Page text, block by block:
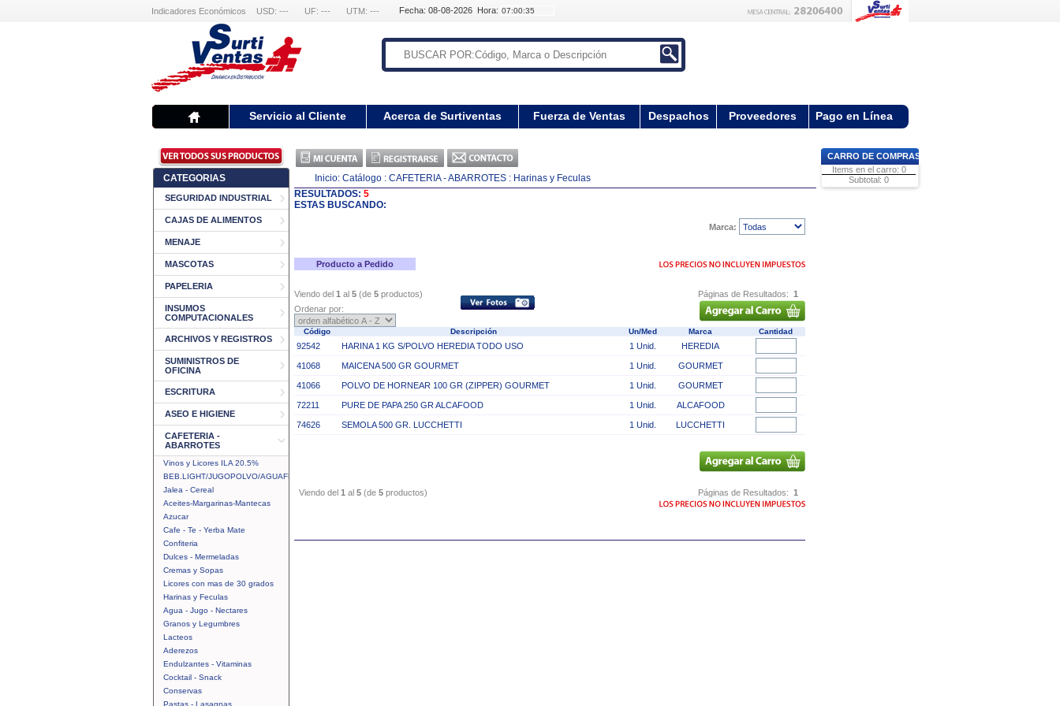
Indicadores Económicos USD: --- UF: --- UTM: --- Fecha: 08-08-2026 Hora:
Servicio al Cliente Acerca de Surtiventas Fuerza de Ventas Despachos Proveedores Pago en Línea
CATEGORIAS
SEGURIDAD INDUSTRIAL
CAJAS DE ALIMENTOS
MENAJE
MASCOTAS
PAPELERIA
INSUMOS
COMPUTACIONALES
ARCHIVOS Y REGISTROS
SUMINISTROS DE
OFICINA
ESCRITURA
ASEO E HIGIENE
CAFETERIA -
ABARROTES
Vinos y Licores ILA 20.5%
BEB.LIGHT/JUGOPOLVO/AGUAFRUTAL
Jalea - Cereal
Aceites-Margarinas-Mantecas
Azucar
Cafe - Te - Yerba Mate
Confiteria
Dulces - Mermeladas
Cremas y Sopas
Licores con mas de 30 grados
Harinas y Feculas
Agua - Jugo - Nectares
Granos y Legumbres
Lacteos
Aderezos
Endulzantes - Vitaminas
Cocktail - Snack
Conservas
Pastas - Lasagnas
Inicio: Catálogo : CAFETERIA - ABARROTES : Harinas y Feculas
RESULTADOS: 5
ESTAS BUSCANDO:
Marca:
Producto a Pedido
Viendo del 1 al 5 (de 5 productos) Páginas de Resultados: 1
Ordenar por:
Código Descripción Un/Med Marca Cantidad
92542 HARINA 1 KG S/POLVO HEREDIA TODO USO 1 Unid. HEREDIA
41068 MAICENA 500 GR GOURMET 1 Unid. GOURMET
41066 POLVO DE HORNEAR 100 GR (ZIPPER) GOURMET 1 Unid. GOURMET
72211 PURE DE PAPA 250 GR ALCAFOOD 1 Unid. ALCAFOOD
74626 SEMOLA 500 GR. LUCCHETTI 1 Unid. LUCCHETTI
Viendo del 1 al 5 (de 5 productos) Páginas de Resultados: 1
CARRO DE COMPRAS
Items en el carro: 0
Subtotal: 0